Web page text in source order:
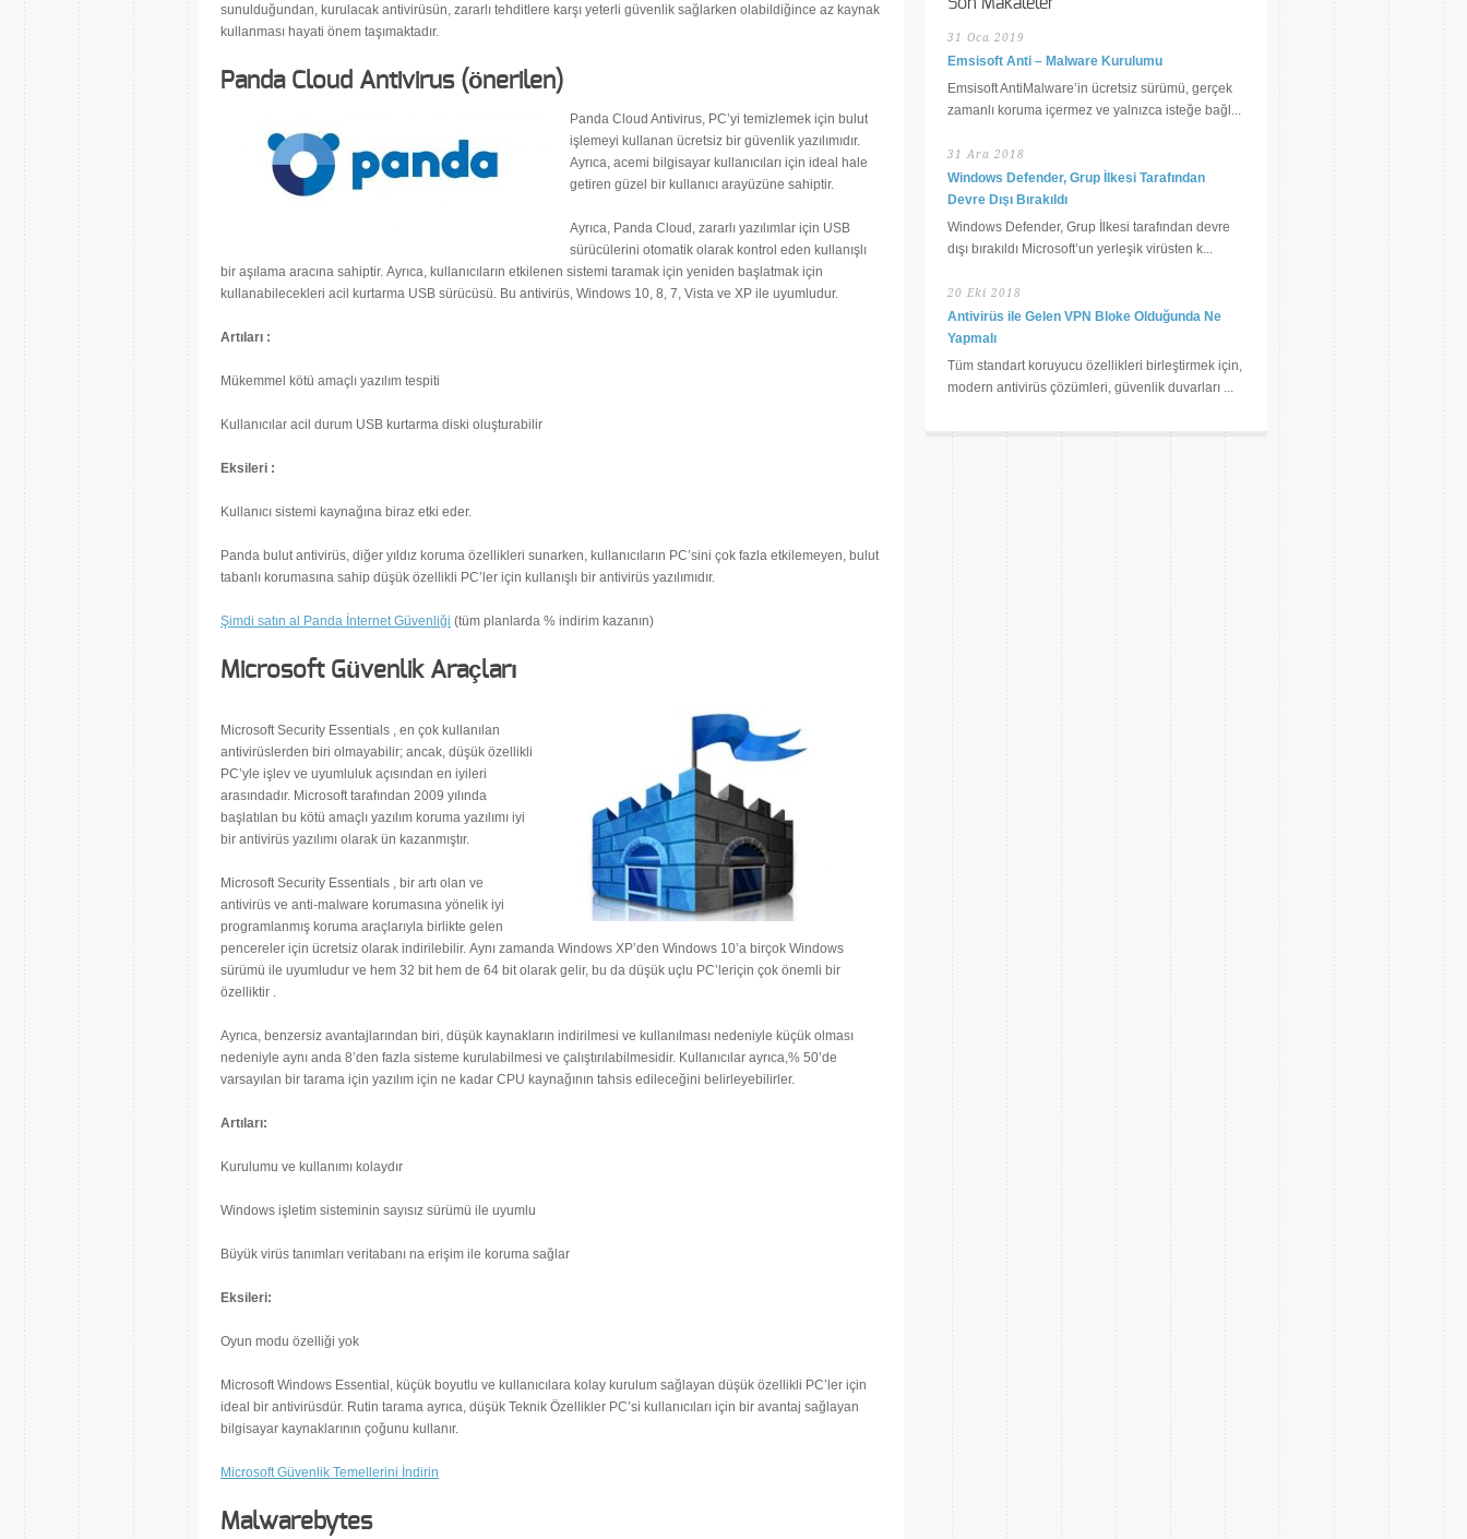
sunulduğundan, kurulacak antivirüsün, zararlı tehditlere karşı yeterli güvenlik sağlarken olabildiğince az kaynak
kullanması hayati önem taşımaktadır.
Panda Cloud Antivirus (önerilen)
Panda Cloud Antivirus, PC’yi temizlemek için bulut
işlemeyi kullanan ücretsiz bir güvenlik yazılımıdır.
Ayrıca, acemi bilgisayar kullanıcıları için ideal hale
getiren güzel bir kullanıcı arayüzüne sahiptir.
Ayrıca, Panda Cloud, zararlı yazılımlar için USB
sürücülerini otomatik olarak kontrol eden kullanışlı
bir aşılama aracına sahiptir. Ayrıca, kullanıcıların etkilenen sistemi taramak için yeniden başlatmak için
kullanabilecekleri acil kurtarma USB sürücüsü. Bu antivirüs, Windows 10, 8, 7, Vista ve XP ile uyumludur.
Artıları :
Mükemmel kötü amaçlı yazılım tespiti
Kullanıcılar acil durum USB kurtarma diski oluşturabilir
Eksileri :
Kullanıcı sistemi kaynağına biraz etki eder.
Panda bulut antivirüs, diğer yıldız koruma özellikleri sunarken, kullanıcıların PC’sini çok fazla etkilemeyen, bulut
tabanlı korumasına sahip düşük özellikli PC’ler için kullanışlı bir antivirüs yazılımıdır.
Şimdi satın al Panda İnternet Güvenliği (tüm planlarda % indirim kazanın)
Microsoft Güvenlik Araçları
Microsoft Security Essentials , en çok kullanılan
antivirüslerden biri olmayabilir; ancak, düşük özellikli
PC’yle işlev ve uyumluluk açısından en iyileri
arasındadır. Microsoft tarafından 2009 yılında
başlatılan bu kötü amaçlı yazılım koruma yazılımı iyi
bir antivirüs yazılımı olarak ün kazanmıştır.
Microsoft Security Essentials , bir artı olan ve
antivirüs ve anti-malware korumasına yönelik iyi
programlanmış koruma araçlarıyla birlikte gelen
pencereler için ücretsiz olarak indirilebilir. Aynı zamanda Windows XP’den Windows 10’a birçok Windows
sürümü ile uyumludur ve hem 32 bit hem de 64 bit olarak gelir, bu da düşük uçlu PC’leriçin çok önemli bir
özelliktir .
Ayrıca, benzersiz avantajlarından biri, düşük kaynakların indirilmesi ve kullanılması nedeniyle küçük olması
nedeniyle aynı anda 8’den fazla sisteme kurulabilmesi ve çalıştırılabilmesidir. Kullanıcılar ayrıca,% 50’de
varsayılan bir tarama için yazılım için ne kadar CPU kaynağının tahsis edileceğini belirleyebilirler.
Artıları:
Kurulumu ve kullanımı kolaydır
Windows işletim sisteminin sayısız sürümü ile uyumlu
Büyük virüs tanımları veritabanı na erişim ile koruma sağlar
Eksileri:
Oyun modu özelliği yok
Microsoft Windows Essential, küçük boyutlu ve kullanıcılara kolay kurulum sağlayan düşük özellikli PC’ler için
ideal bir antivirüsdür. Rutin tarama ayrıca, düşük Teknik Özellikler PC’si kullanıcıları için bir avantaj sağlayan
bilgisayar kaynaklarının çoğunu kullanır.
Microsoft Güvenlik Temellerini İndirin
Malwarebytes
31 Oca 2019
Emsisoft Anti – Malware Kurulumu
Emsisoft AntiMalware’in ücretsiz sürümü, gerçek
zamanlı koruma içermez ve yalnızca isteğe bağl...
31 Ara 2018
Windows Defender, Grup İlkesi Tarafından
Devre Dışı Bırakıldı
Windows Defender, Grup İlkesi tarafından devre
dışı bırakıldı Microsoft’un yerleşik virüsten k...
20 Eki 2018
Antivirüs ile Gelen VPN Bloke Olduğunda Ne
Yapmalı
Tüm standart koruyucu özellikleri birleştirmek için,
modern antivirüs çözümleri, güvenlik duvarları ...